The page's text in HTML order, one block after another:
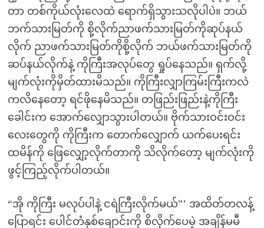
တာ တစ်ကိုယ်လုံးလေထဲ ရောက်ရှိသွားသလိုပါပဲ။ ဘယ်
ဘက်သားမြတ်ကို စို့လိုက်ညာဖက်သားမြတ်ကိုဆုပ်နယ်
လိုက် ညာဖက်သားမြတ်ကိုစို့လိုက် ဘယ်ဖက်သားမြတ်ကို
ဆပ်နယ်လိုက်နဲ့ ကိုကြီးအလုပ်တွေ ရှုပ်နေသည်။ ရှက်လို့
မျက်လုံးကိုမှိတ်ထားမိသည်။ ကိုကြီးလျှာကြမ်းကြီးကလဲ
ကလိနေတော့ ရင်ဖိုနေမိသည်။ တဖြည်းဖြည်းနဲ့ကိုကြီး
ခေါင်းက အောက်လျှောသွားပါတယ်။ ဗိုက်သားဝင်းဝင်း
လေးတွေကို ကိုကြီးက တောက်လျှောက် ယက်ပေးရင်း
ထမိန်ကို ဖြေလျှော့လိုက်တာကို သိလိုက်တော့ မျက်လုံးကို
ဖွင့်ကြည့်လိုက်ပါတယ်။
“အို ကိုကြီး မလုပ်ပါနဲ့ ငရဲကြီးလိုက်မယ်”’ အထိတ်တလန့်
ပြောရင်း ပေါင်တံနှစ်ချောင်းကို စိလိုက်ပေမဲ့ အချိန်မမီ